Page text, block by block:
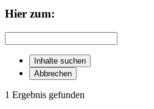
Hier zum:
Inhalte suchen
Abbrechen
1 Ergebnis gefunden